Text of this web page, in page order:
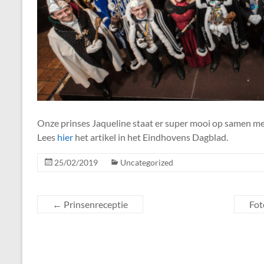
Onze prinses Jaqueline staat er super mooi op samen
Lees hier het artikel in het Eindhovens Dagblad.
25/02/2019 Uncategorized
← Prinsenreceptie